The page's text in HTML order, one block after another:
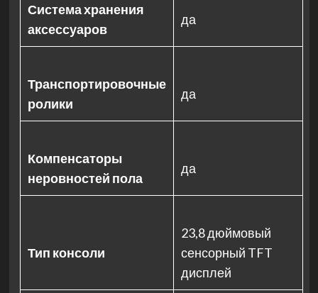
Система хранения
аксессуаров
да
Транспортировочные
ролики
да
Компенсаторы
неровностей пола
да
Тип консоли
23,8 дюймовый
сенсорный TFT
дисплей